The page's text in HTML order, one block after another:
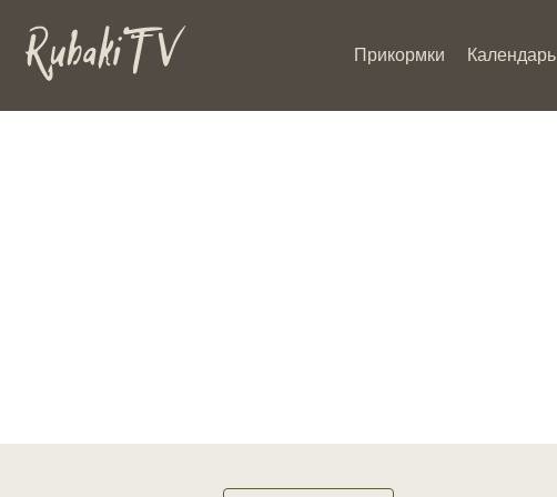
Прикормки Календарь